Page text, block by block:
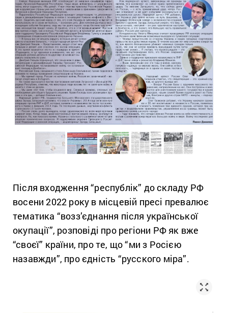
Після входження “республік” до складу РФ
восени 2022 року в місцевій пресі превалює
тематика “возз’єднання після української
окупації”, розповіді про регіони РФ як вже
“своєї” країни, про те, що “ми з Росією
назавжди”, про єдність “русского міра”.